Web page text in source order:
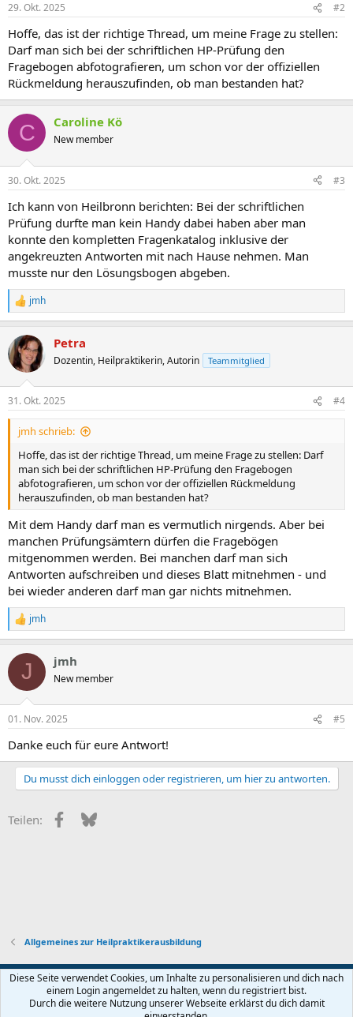
e
:
29. Okt. 2025 #2
Hoffe, das ist der richtige Thread, um meine Frage zu stellen:
Darf man sich bei der schriftlichen HP-Prüfung den
Fragebogen abfotografieren, um schon vor der offiziellen
Rückmeldung herauszufinden, ob man bestanden hat?
C Caroline Kö
New member
30. Okt. 2025 #3
Ich kann von Heilbronn berichten: Bei der schriftlichen
Prüfung durfte man kein Handy dabei haben aber man
konnte den kompletten Fragenkatalog inklusive der
angekreuzten Antworten mit nach Hause nehmen. Man
musste nur den Lösungsbogen abgeben.
R
e
k
t
i
e
n
jmh
Petra
Dozentin, Heilpraktikerin, Autorin Teammitglied
31. Okt. 2025 #4
jmh schrieb:
Hoffe, das ist der richtige Thread, um meine Frage zu stellen: Darf
man sich bei der schriftlichen HP-Prüfung den Fragebogen
abfotografieren, um schon vor der offiziellen Rückmeldung
herauszufinden, ob man bestanden hat?
Mit dem Handy darf man es vermutlich nirgends. Aber bei
manchen Prüfungsämtern dürfen die Fragebögen
mitgenommen werden. Bei manchen darf man sich
Antworten aufschreiben und dieses Blatt mitnehmen - und
bei wieder anderen darf man gar nichts mitnehmen.
R
e
k
i
e
:
jmh
J jmh
New member
01. Nov. 2025 #5
Danke euch für eure Antwort!
Du musst dich einloggen oder registrieren, um hier zu antworten.
Teilen: FacebookBluesky
Allgemeines zur Heilpraktikerausbildung
Nutzungsbedingungen Datenschutz Hilfe und Impressum Start
Diese Seite verwendet Cookies, um Inhalte zu personalisieren und dich nach
einem Login angemeldet zu halten, wenn du registriert bist.
Durch die weitere Nutzung unserer Webseite erklärst du dich damit